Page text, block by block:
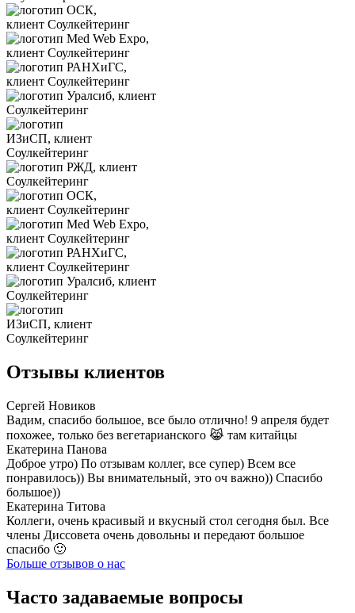
Отзывы клиентов
Сергей Новиков
Вадим, спасибо большое, все было отлично! 9 апреля будет
похожее, только без вегетарианского 😹 там китайцы
Екатерина Панова
Доброе утро) По отзывам коллег, все супер) Всем все
понравилось)) Вы внимательный, это оч важно)) Спасибо
большое))
Екатерина Титова
Коллеги, очень красивый и вкусный стол сегодня был. Все
члены Диссовета очень довольны и передают большое
спасибо 🙂
Больше отзывов о нас
Часто задаваемые вопросы